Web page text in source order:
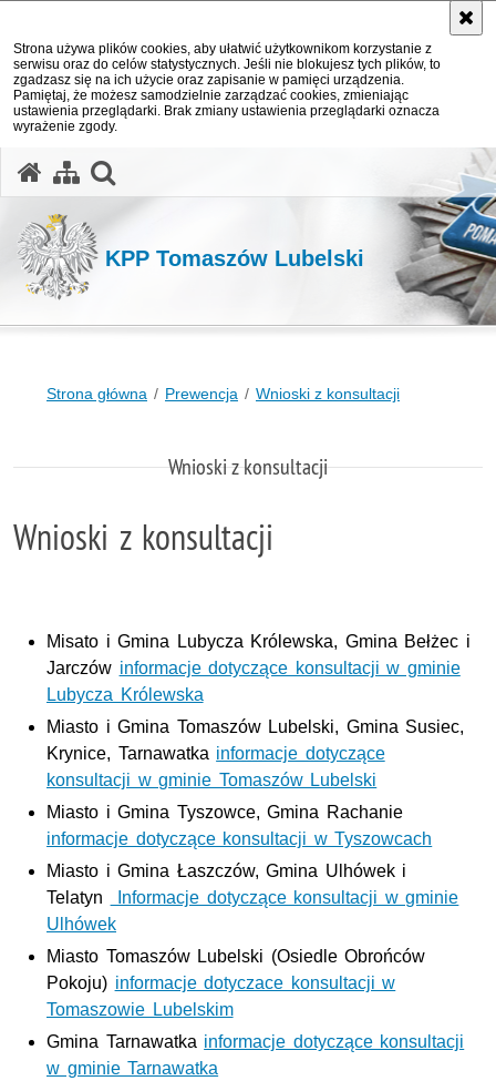
Strona używa plików cookies, aby ułatwić użytkownikom korzystanie z
serwisu oraz do celów statystycznych. Jeśli nie blokujesz tych plików, to
zgadzasz się na ich użycie oraz zapisanie w pamięci urządzenia.
Pamiętaj, że możesz samodzielnie zarządzać cookies, zmieniając
ustawienia przeglądarki. Brak zmiany ustawienia przeglądarki oznacza
wyrażenie zgody.
KPP Tomaszów Lubelski
Strona główna Prewencja Wnioski z konsultacji
Wnioski z konsultacji
Wnioski z konsultacji
Misato i Gmina Lubycza Królewska, Gmina Bełżec i
Jarczów informacje dotyczące konsultacji w gminie
Lubycza Królewska
Miasto i Gmina Tomaszów Lubelski, Gmina Susiec,
Krynice, Tarnawatka informacje dotyczące
konsultacji w gminie Tomaszów Lubelski
Miasto i Gmina Tyszowce, Gmina Rachanie
informacje dotyczące konsultacji w Tyszowcach
Miasto i Gmina Łaszczów, Gmina Ulhówek i
Telatyn
Informacje dotyczące konsultacji w gminie
Ulhówek
Miasto Tomaszów Lubelski (Osiedle Obrońców
Pokoju) informacje dotyczace konsultacji w
Tomaszowie Lubelskim
Gmina Tarnawatka informacje dotyczące konsultacji
w gminie Tarnawatka